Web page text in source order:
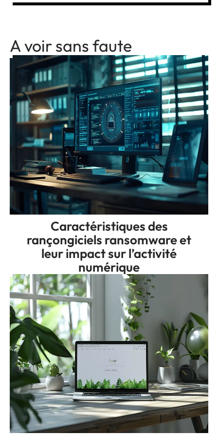
A voir sans faute
Caractéristiques des
rançongiciels ransomware et
leur impact sur l’activité
numérique